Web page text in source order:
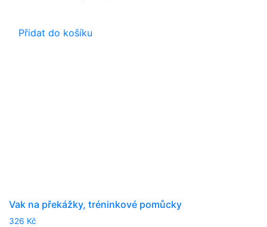
Přidat do košíku
Vak na překážky, tréninkové pomůcky
326 Kč